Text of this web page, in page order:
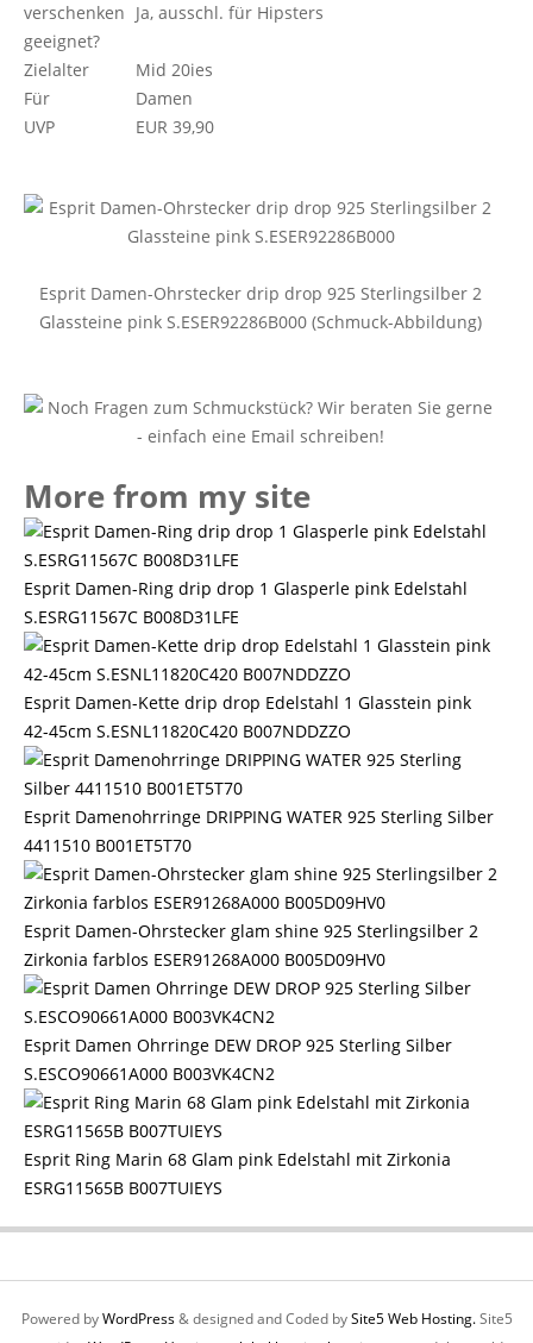
verschenken
geeignet?
Ja, ausschl. für Hipsters
Zielalter
Mid 20ies
Für
Damen
UVP
EUR 39,90
Esprit Damen-Ohrstecker drip drop 925 Sterlingsilber 2
Glassteine pink S.ESER92286B000 (Schmuck-Abbildung)
More from my site
Esprit Damen-Ring drip drop 1 Glasperle pink Edelstahl
S.ESRG11567C B008D31LFE
Esprit Damen-Kette drip drop Edelstahl 1 Glasstein pink
42-45cm S.ESNL11820C420 B007NDDZZO
Esprit Damenohrringe DRIPPING WATER 925 Sterling Silber
4411510 B001ET5T70
Esprit Damen-Ohrstecker glam shine 925 Sterlingsilber 2
Zirkonia farblos ESER91268A000 B005D09HV0
Esprit Damen Ohrringe DEW DROP 925 Sterling Silber
S.ESCO90661A000 B003VK4CN2
Esprit Ring Marin 68 Glam pink Edelstahl mit Zirkonia
ESRG11565B B007TUIEYS
Powered byWordPress& designed and Coded bySite5 Web Hosting.Site5